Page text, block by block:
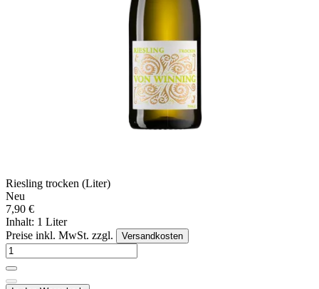
Riesling trocken (Liter)
Neu
7,90 €
Inhalt: 1 Liter
Preise inkl. MwSt. zzgl.
Versandkosten